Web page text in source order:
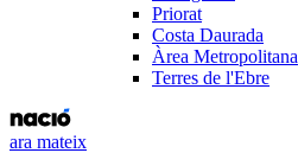
Priorat
Costa Daurada
Àrea Metropolitana
Terres de l'Ebre
ara mateix